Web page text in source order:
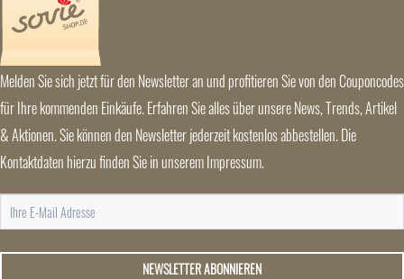
Melden Sie sich jetzt für den Newsletter an und profitieren Sie von den Couponcodes
für Ihre kommenden Einkäufe. Erfahren Sie alles über unsere News, Trends, Artikel
& Aktionen. Sie können den Newsletter jederzeit kostenlos abbestellen. Die
Kontaktdaten hierzu finden Sie in unserem Impressum.
NEWSLETTER ABONNIEREN